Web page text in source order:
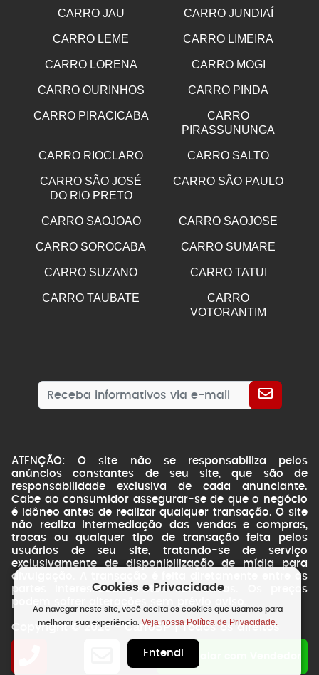
CARRO JAU CARRO JUNDIAÍ
CARRO LEME CARRO LIMEIRA
CARRO LORENA CARRO MOGI
CARRO OURINHOS CARRO PINDA
CARRO PIRACICABA
CARRO
PIRASSUNUNGA
CARRO RIOCLARO CARRO SALTO
CARRO SÃO JOSÉ
DO RIO PRETO
CARRO SÃO PAULO
CARRO SAOJOAO CARRO SAOJOSE
CARRO SOROCABA CARRO SUMARE
CARRO SUZANO CARRO TATUI
CARRO TAUBATE
CARRO
VOTORANTIM
ATENÇÃO: O site não se responsabiliza pelos
anúncios constantes de seu site, que são de
responsabilidade exclusiva de cada anunciante.
Cabe ao consumidor assegurar-se de que o negócio
é idôneo antes de realizar qualquer transação. O site
não realiza intermediação das vendas e compras,
trocas ou qualquer tipo de transação feita pelos
usuários de seu site, tratando-se de serviço
exclusivamente de disponibilização de mídia para
divulgação. A transação é feita diretamente entre as
partes interessadas. Fotos ilustrativas. Os preços
podem sofrer alterações sem prévio aviso.
Copyright © 2026 -CarroSP| Todos os direitos
reservados.
Cookies e Privacidade
Ao navegar neste site, você aceita os cookies que usamos para
melhorar sua experiência.Veja nossa Política de Privacidade.
Entendi